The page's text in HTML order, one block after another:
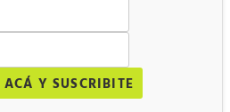
Y SUSCRIBITE